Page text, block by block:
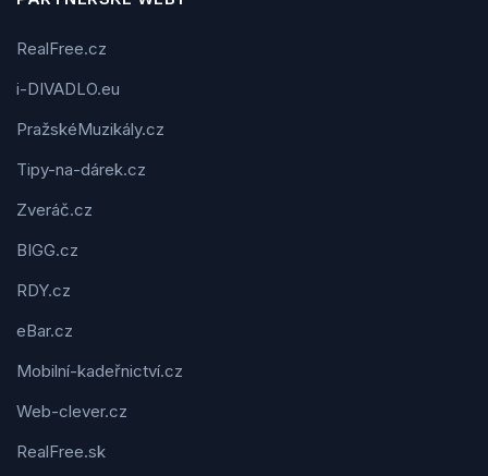
RealFree.cz
i-DIVADLO.eu
PražskéMuzikály.cz
Tipy-na-dárek.cz
Zveráč.cz
BIGG.cz
RDY.cz
eBar.cz
Mobilní-kadeřnictví.cz
Web-clever.cz
RealFree.sk